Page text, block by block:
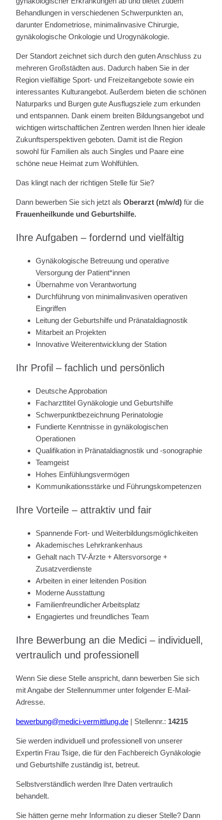
Behandlungen in verschiedenen Schwerpunkten an,
darunter Endometriose, minimalinvasive Chirurgie,
gynäkologische Onkologie und Urogynäkologie.
Der Standort zeichnet sich durch den guten Anschluss zu
mehreren Großstädten aus. Dadurch haben Sie in der
Region vielfältige Sport- und Freizeitangebote sowie ein
interessantes Kulturangebot. Außerdem bieten die schönen
Naturparks und Burgen gute Ausflugsziele zum erkunden
und entspannen. Dank einem breiten Bildungsangebot und
wichtigen wirtschaftlichen Zentren werden Ihnen hier ideale
Zukunftsperspektiven geboten. Damit ist die Region
sowohl für Familien als auch Singles und Paare eine
schöne neue Heimat zum Wohlfühlen.
Das klingt nach der richtigen Stelle für Sie?
Dann bewerben Sie sich jetzt als Oberarzt (m/w/d) für die
Frauenheilkunde und Geburtshilfe.
Ihre Aufgaben – fordernd und vielfältig
Gynäkologische Betreuung und operative
Versorgung der Patient*innen
Übernahme von Verantwortung
Durchführung von minimalinvasiven operativen
Eingriffen
Leitung der Geburtshilfe und Pränataldiagnostik
Mitarbeit an Projekten
Innovative Weiterentwicklung der Station
Ihr Profil – fachlich und persönlich
Deutsche Approbation
Facharzttitel Gynäkologie und Geburtshilfe
Schwerpunktbezeichnung Perinatologie
Fundierte Kenntnisse in gynäkologischen
Operationen
Qualifikation in Pränataldiagnostik und -sonographie
Teamgeist
Hohes Einfühlungsvermögen
Kommunikationsstärke und Führungskompetenzen
Ihre Vorteile – attraktiv und fair
Spannende Fort- und Weiterbildungsmöglichkeiten
Akademisches Lehrkrankenhaus
Gehalt nach TV-Ärzte + Altersvorsorge +
Zusatzverdienste
Arbeiten in einer leitenden Position
Moderne Ausstattung
Familienfreundlicher Arbeitsplatz
Engagiertes und freundliches Team
Ihre Bewerbung an die Medici – individuell,
vertraulich und professionell
Wenn Sie diese Stelle anspricht, dann bewerben Sie sich
mit Angabe der Stellennummer unter folgender E-Mail-
Adresse.
bewerbung@medici-vermittlung.de | Stellennr.: 14215
Sie werden individuell und professionell von unserer
Expertin Frau Tsige, die für den Fachbereich Gynäkologie
und Geburtshilfe zuständig ist, betreut.
Selbstverständlich werden Ihre Daten vertraulich
behandelt.
Sie hätten gerne mehr Information zu dieser Stelle? Dann